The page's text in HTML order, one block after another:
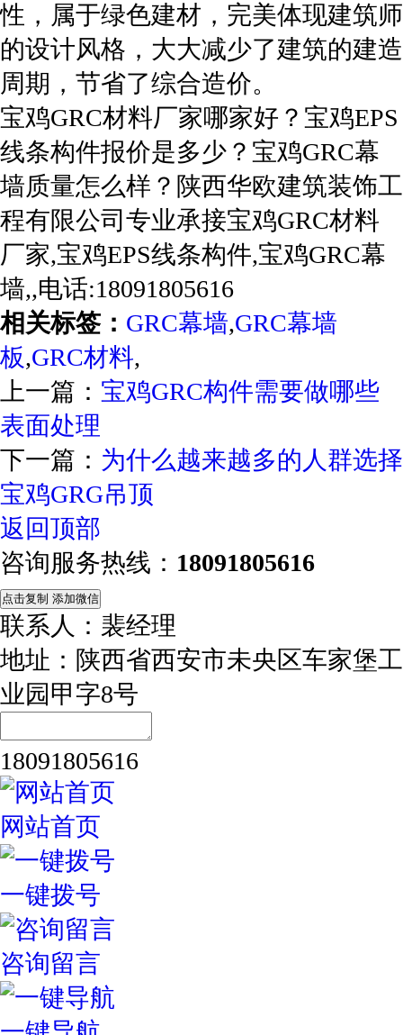
性，属于绿色建材，完美体现建筑师
的设计风格，大大减少了建筑的建造
周期，节省了综合造价。
宝鸡GRC材料厂家哪家好？宝鸡EPS
线条构件报价是多少？宝鸡GRC幕
墙质量怎么样？陕西华欧建筑装饰工
程有限公司专业承接宝鸡GRC材料
厂家,宝鸡EPS线条构件,宝鸡GRC幕
墙,,电话:18091805616
相关标签： GRC幕墙,GRC幕墙
板,GRC材料,
上一篇： 宝鸡GRC构件需要做哪些
表面处理
下一篇： 为什么越来越多的人群选择
宝鸡GRG吊顶
返回顶部
咨询服务热线： 18091805616
点击复制 添加微信
联系人：裴经理
地址：陕西省西安市未央区车家堡工
业园甲字8号
18091805616
网站首页
一键拨号
咨询留言